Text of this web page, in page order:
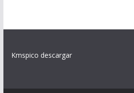
Kmspico descargar